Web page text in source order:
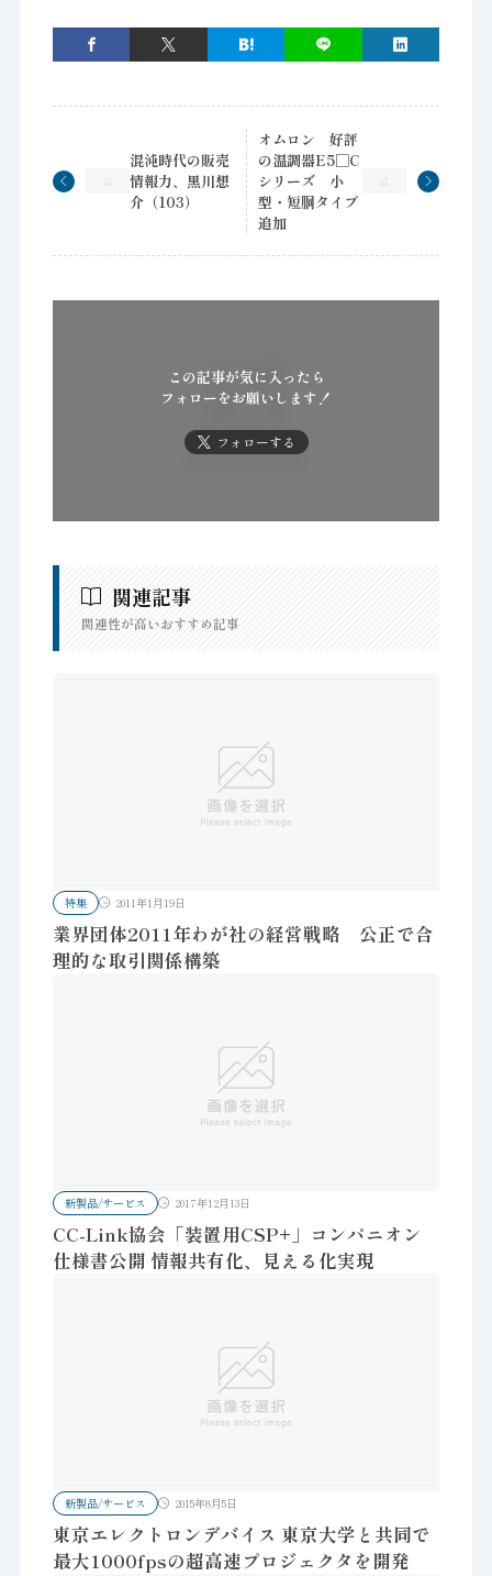
混沌時代の販売
情報力、黒川想
介（103）
オムロン 好評
の温調器E5□C
シリーズ 小
型・短胴タイプ
追加
この記事が気に入ったら
フォローをお願いします！
フォローする
関連記事
関連性が高いおすすめ記事
特集 2011年1月19日
業界団体2011年わが社の経営戦略 公正で合
理的な取引関係構築
新製品/サービス 2017年12月13日
CC-Link協会「装置用CSP+」コンパニオン
仕様書公開 情報共有化、見える化実現
新製品/サービス 2015年8月5日
東京エレクトロンデバイス 東京大学と共同で
最大1000fpsの超高速プロジェクタを開発